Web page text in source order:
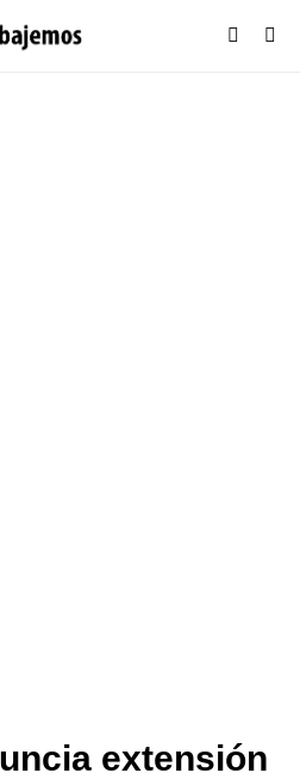
extensión